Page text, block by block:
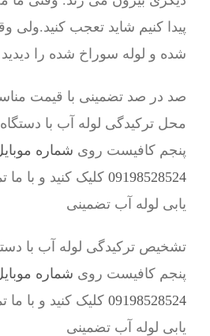
پیدا کنیم شاید تعجب کنید.ولی
شده و لوله سوراخ شده را دیدید
صد در صد تضمینی با قیمت
محل ترکیدگی لوله آب با
پنجم کافیست روی شماره
09198528524 کلیک کنید و با
یابی لوله آب تضمینی
تشخیص ترکیدگی لوله آب با
پنجم کافیست روی شماره
09198528524 کلیک کنید و با
یابی لوله آب تضمینی